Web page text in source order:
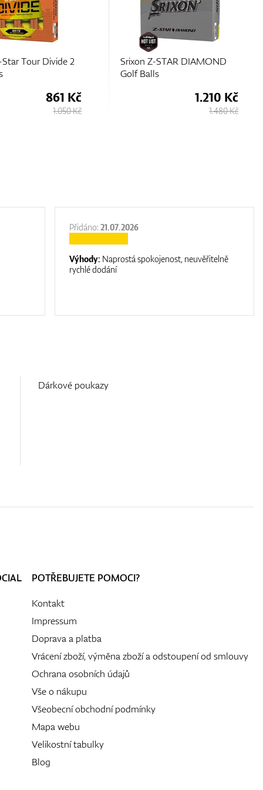
Tour Divide 2
861 Kč
1.050 Kč
Srixon Z-STAR DIAMOND
Golf Balls
1.210 Kč
1.480 Kč
Přidáno:21.07.2026
Výhody: Naprostá spokojenost, neuvěřitelně
rychlé dodání
Dárkové poukazy
POTŘEBUJETE POMOCI?
Kontakt
Impressum
Doprava a platba
Vrácení zboží, výměna zboží a odstoupení od smlouvy
Ochrana osobních údajů
Vše o nákupu
Všeobecní obchodní podmínky
Mapa webu
Velikostní tabulky
Blog